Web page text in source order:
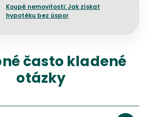
Koupě nemovitosti: Jak získat
hypotéku bez úspor
často kladené
otázky